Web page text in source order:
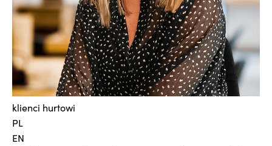
klienci hurtowi
PL
EN